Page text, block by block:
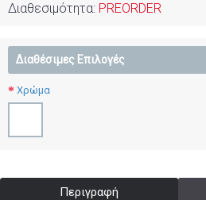
Διαθεσιμότητα: PREORDER
Διαθέσιμες Επιλογές
Χρώμα
Περιγραφή